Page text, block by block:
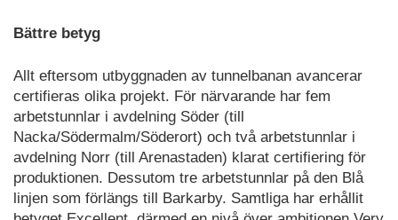
Bättre betyg
Allt eftersom utbyggnaden av tunnelbanan avancerar
certifieras olika projekt. För närvarande har fem
arbetstunnlar i avdelning Söder (till
Nacka/Södermalm/Söderort) och två arbetstunnlar i
avdelning Norr (till Arenastaden) klarat certifiering för
produktionen. Dessutom tre arbetstunnlar på den Blå
linjen som förlängs till Barkarby. Samtliga har erhållit